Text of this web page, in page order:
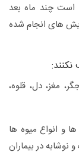
است چند ماه بعد
های انجام شده
مغز، دل، قلوه،
و انواع میوه ها
در بیماران